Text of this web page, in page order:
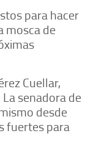
para hacer
mosca de
Cuellar,
senadora de
desde
fuertes para